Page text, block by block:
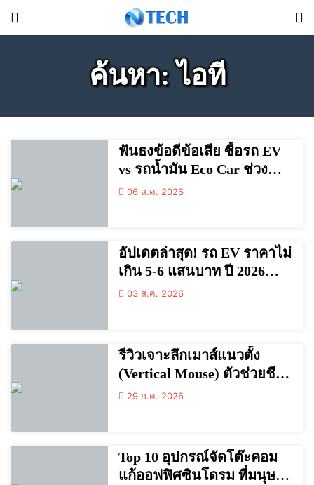
ค้นหา: ไอที
ฟันธงข้อดีข้อเสีย ซื้อรถ EV
vs รถน้ำมัน Eco Car ช่วง
เรียนมหา’ลัย แบบไหนเวิร์กก
06 ส.ค. 2026
อัปเดตล่าสุด! รถ EV ราคาไม่
เกิน 5-6 แสนบาท ปี 2026
ผ่อนสบายกระเป๋า เอาใจวัย
ความปลอดภัยไซเบอร์
03 ส.ค. 2026
รีวิวเจาะลึกเมาส์แนวตั้ง
(Vertical Mouse) ตัวช่วยชีวิต
ชาวออฟฟิศ ลดอาการปวด
29 ก.ค. 2026
Top 10 อุปกรณ์จัดโต๊ะคอม
แก้ออฟฟิศซินโดรม ที่มนุษย์